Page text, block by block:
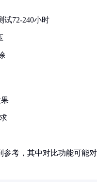
试72-240小时
考，其中对比功能可能